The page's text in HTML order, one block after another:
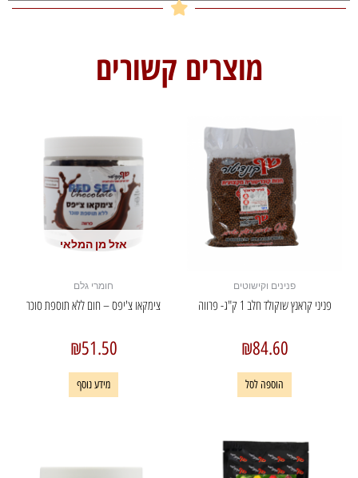
מוצרים קשורים
פנינים וקישוטים
פניני קראנץ שוקולד חלב 1 ק"ג- פרווה
₪84.60
הוספה לסל
אזל מן המלאי
חומרי גלם
צימקאו צ'יפס – חום ללא תוספת סוכר
₪51.50
מידע נוסף